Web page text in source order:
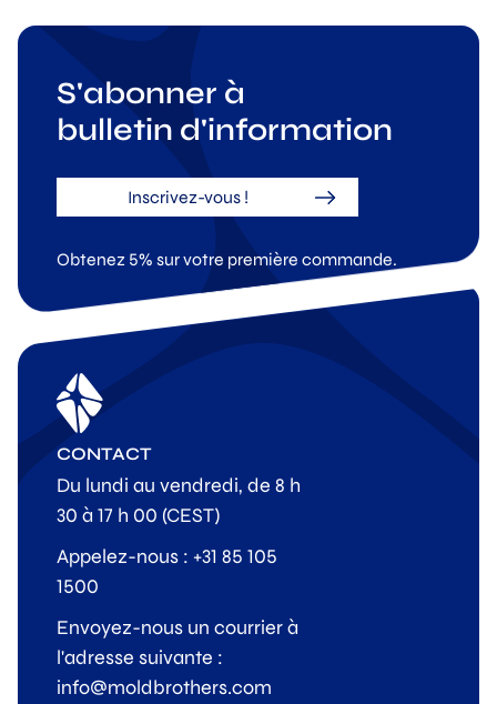
S'abonner à
bulletin d'information
Inscrivez-vous !
Obtenez 5% sur votre première commande.
CONTACT
Du lundi au vendredi, de 8 h
30 à 17 h 00 (CEST)
Appelez-nous : +31 85 105
1500
Envoyez-nous un courrier à
l'adresse suivante :
info@moldbrothers.com